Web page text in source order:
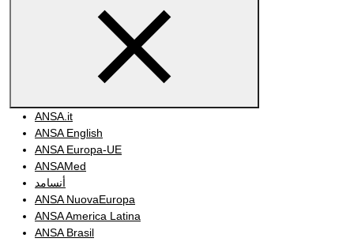
ANSA.it
ANSA English
ANSA Europa-UE
ANSAMed
أنسامد
ANSA NuovaEuropa
ANSA America Latina
ANSA Brasil